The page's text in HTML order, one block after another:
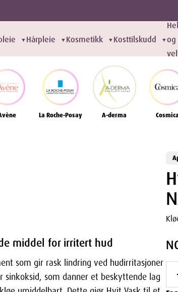
▼ Hårpleie ▼ Kosmetikk ▼ Kosttilskudd ▼og
La Roche-Posay A-derma
middel for irritert hud
som gir rask lindring ved hudirritasjoner
som danner et beskyttende lag